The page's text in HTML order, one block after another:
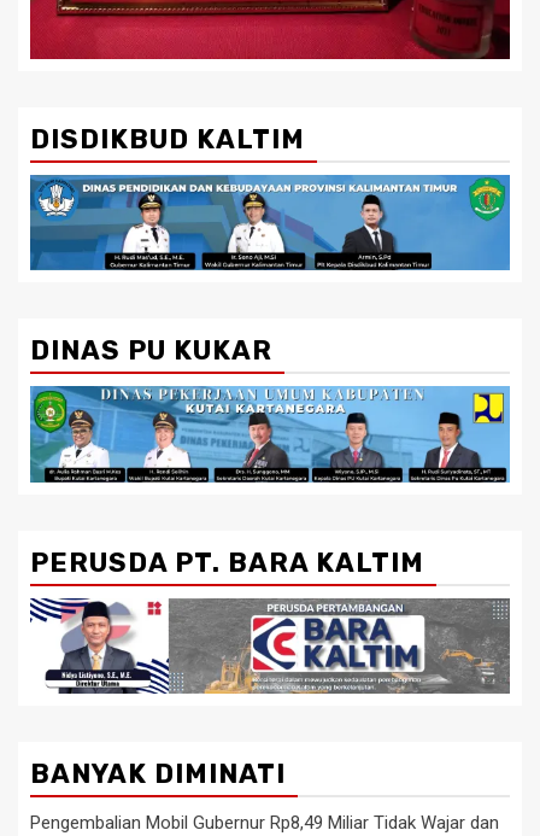
DISDIKBUD KALTIM
DINAS PU KUKAR
PERUSDA PT. BARA KALTIM
BANYAK DIMINATI
Pengembalian Mobil Gubernur Rp8,49 Miliar Tidak Wajar dan